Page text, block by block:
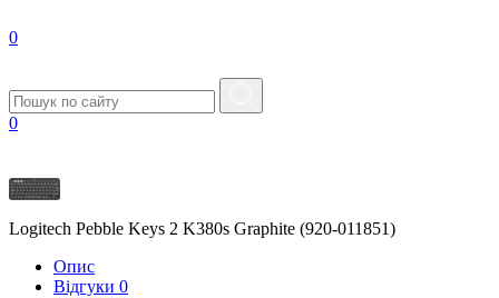
0
0
Logitech Pebble Keys 2 K380s Graphite (920-011851)
Опис
Вiдгуки 0